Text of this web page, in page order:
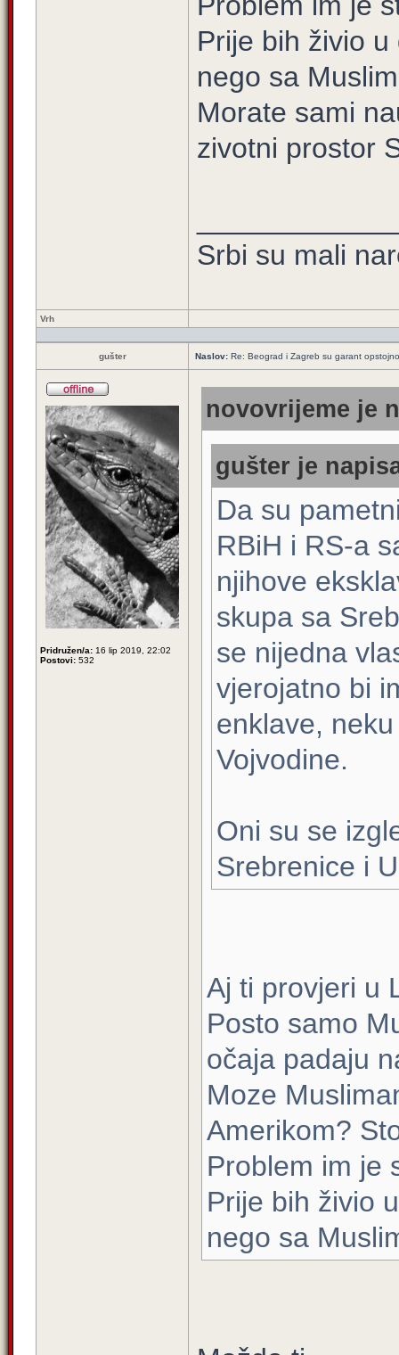
Prije bih živio
nego sa
Morate sami
zivotni prostor
Srbi su mali
Vrh
gušter Naslov: Re: Beograd i Zagreb su garant
Pridružen/a: 16 lip 2019, 22:02
Postovi: 532
novovrijeme je
gušter je
Da su
RBiH i RS-a
njihove
skupa sa
se nijedna
vjerojatno bi
enklave,
Vojvodine.
Oni su se
Srebrenice i
Aj ti provjeri u
Posto samo
očaja padaju
Moze
Amerikom?
Problem im je
Prije bih živio
nego sa